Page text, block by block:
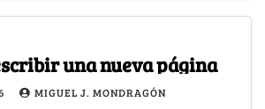
una nueva página
MIGUEL J. MONDRAGÓN